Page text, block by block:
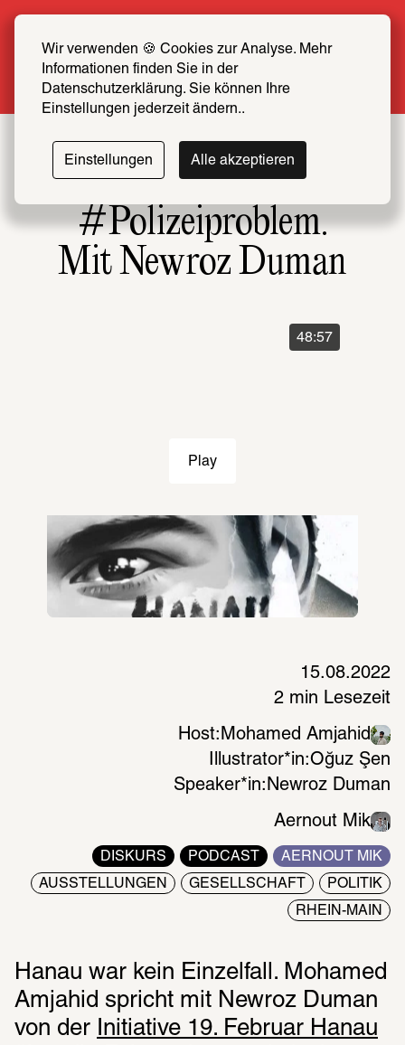
Wir verwenden 🍪 Cookies zur Analyse. Mehr
Informationen finden Sie in der
Datenschutzerklärung. Sie können Ihre
Einstellungen jederzeit ändern..
Einstellungen Alle akzeptieren
SCHIRN FREUND*IN werden
Mehr erfahren
#Polizeiproblem.
Mit Newroz Duman
Play
48:57
15.08.2022
2 min Lesezeit
Host: Mohamed Amjahid
Illustrator*in:Oğuz Şen
Speaker*in: Newroz Duman
Aernout Mik
DISKURS PODCAST AERNOUT MIK
AUSSTELLUNGEN GESELLSCHAFT POLITIK
RHEIN-MAIN
Hanau war kein Einzelfall. Mohamed
Amjahid spricht mit Newroz Duman
von der
Initiative 19. Februar Hanau